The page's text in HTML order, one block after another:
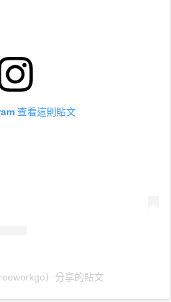
查看這則貼文
）分享的貼文